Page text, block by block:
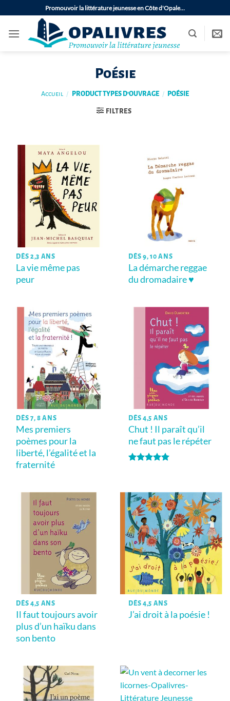
au
contenu
Promouvoir la littérature jeunesse en Côte d'Opale…
Poésie
Accueil / PRODUCT TYPES D'OUVRAGE / POÉSIE
FILTRES
DÈS 2,3 ANS
La vie même pas
peur
DÈS 9, 10 ANS
La démarche reggae
du dromadaire ♥
DÈS 7, 8 ANS
Mes premiers
poèmes pour la
liberté, l’égalité et la
fraternité
DÈS 4,5 ANS
Chut ! Il paraît qu’il
ne faut pas le répéter
DÈS 4,5 ANS
Il faut toujours avoir
plus d’un haïku dans
son bento
DÈS 4,5 ANS
J’ai droit à la poésie !